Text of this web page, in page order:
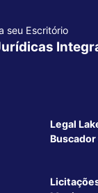
seu Escritório
Legal